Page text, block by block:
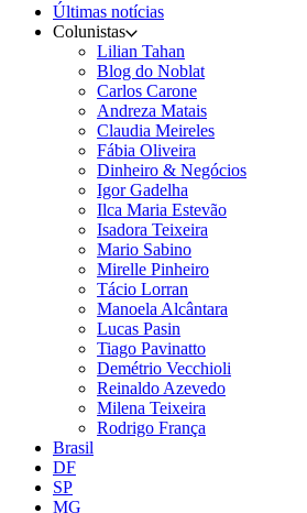
Últimas notícias
Colunistas
Lilian Tahan
Blog do Noblat
Carlos Carone
Andreza Matais
Claudia Meireles
Fábia Oliveira
Dinheiro & Negócios
Igor Gadelha
Ilca Maria Estevão
Isadora Teixeira
Mario Sabino
Mirelle Pinheiro
Tácio Lorran
Manoela Alcântara
Lucas Pasin
Tiago Pavinatto
Demétrio Vecchioli
Reinaldo Azevedo
Milena Teixeira
Rodrigo França
Brasil
DF
SP
MG